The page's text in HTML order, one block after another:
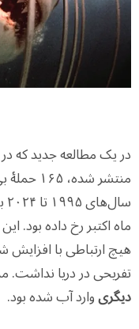
در یک مطالعه جدید که
منتشر
ماه اکتبر رخ داده بود.
هیچ ارتباطی با افزایش
تفریحی در دریا نداشت.
دیگریوارد آب شده بود.